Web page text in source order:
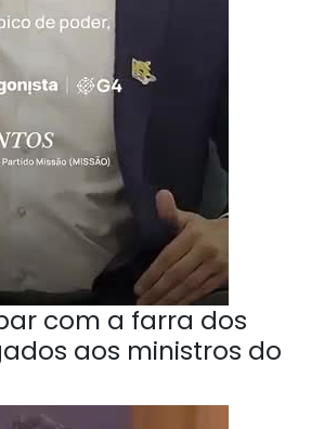
com a farra dos
aos ministros do